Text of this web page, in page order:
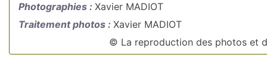
Photographies : Xavier MADIOT
Traitement photos : Xavier MADIOT
© La reproduction des photos et